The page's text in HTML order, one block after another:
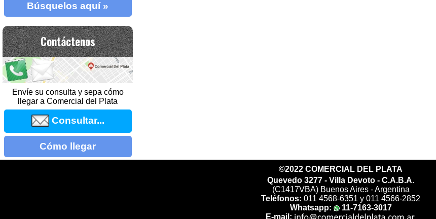
Búsquelos aquí »
Contáctenos
Envíe su consulta y sepa cómo
llegar a Comercial del Plata
Consultar...
Cómo llegar
©2022 COMERCIAL DEL PLATA
Quevedo 3277 - Villa Devoto - C.A.B.A.
(C1417VBA) Buenos Aires - Argentina
Teléfonos: 011 4568-6351 y 011 4566-2852
Whatsapp:
11-7163-3017
E-mail: